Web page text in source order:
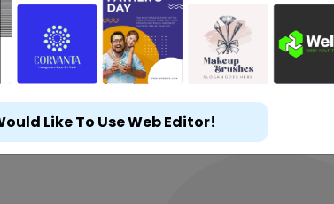
Like To Use Web Editor!